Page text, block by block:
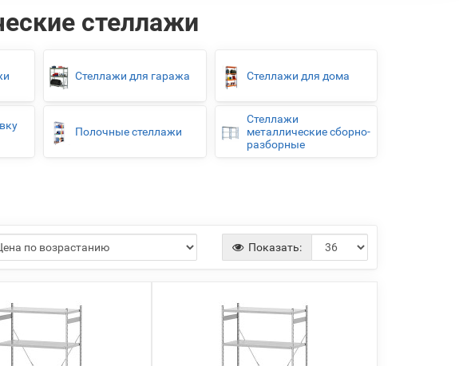
стеллажи
Стеллажи для гаража Стеллажи для дома
Полочные стеллажи
Стеллажи
металлические сборно-
разборные
Показать: